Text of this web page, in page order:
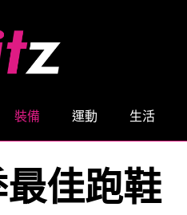
裝備 運動 生活
最佳跑鞋